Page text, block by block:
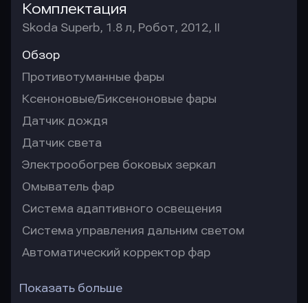
Комплектация
Skoda Superb, 1.8 л, Робот, 2012, II
Обзор
Противотуманные фары
Ксеноновые/Биксеноновые фары
Датчик дождя
Датчик света
Электрообогрев боковых зеркал
Омыватель фар
Система адаптивного освещения
Система управления дальним светом
Автоматический корректор фар
Показать больше